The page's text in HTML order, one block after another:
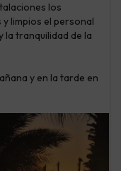
los
limpios el personal
la tranquilidad de la
y en la tarde en